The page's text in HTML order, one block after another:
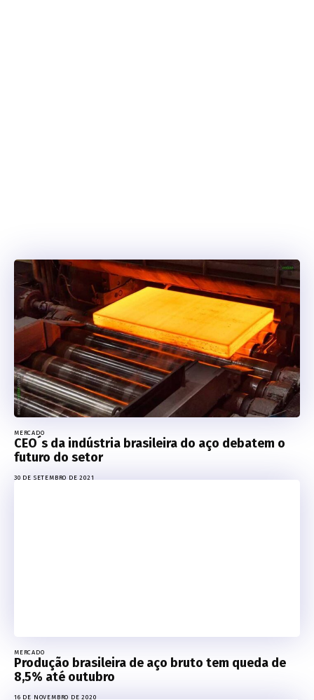
MERCADO
CEO´s da indústria brasileira do aço debatem o
futuro do setor
30 DE SETEMBRO DE 2021
MERCADO
Produção brasileira de aço bruto tem queda de
8,5% até outubro
16 DE NOVEMBRO DE 2020